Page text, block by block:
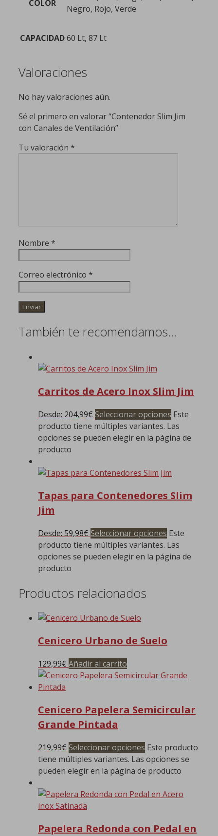
COLOR
Negro, Rojo, Verde
CAPACIDAD60 Lt, 87 Lt
Valoraciones
No hay valoraciones aún.
Sé el primero en valorar “Contenedor Slim Jim
con Canales de Ventilación”
Tu valoración *
Nombre *
Correo electrónico *
También te recomendamos…
Carritos de Acero Inox Slim Jim
Desde: 204,99€ Seleccionar opciones Este
producto tiene múltiples variantes. Las
opciones se pueden elegir en la página de
producto
Tapas para Contenedores Slim
Jim
Desde: 59,98€ Seleccionar opciones Este
producto tiene múltiples variantes. Las
opciones se pueden elegir en la página de
producto
Productos relacionados
Cenicero Urbano de Suelo
129,99€ Añadir al carrito
Cenicero Papelera Semicircular
Grande Pintada
219,99€ Seleccionar opciones Este producto
tiene múltiples variantes. Las opciones se
pueden elegir en la página de producto
Papelera Redonda con Pedal en